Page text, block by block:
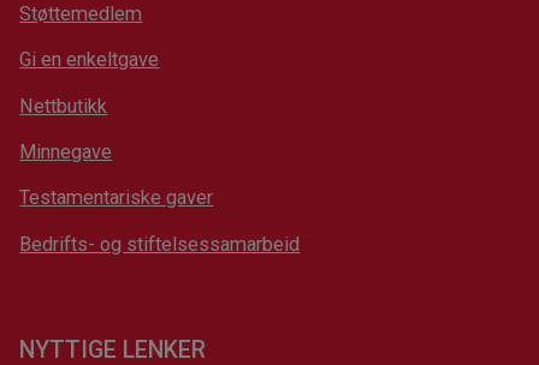
Støttemedlem
Gi en enkeltgave
Nettbutikk
Minnegave
Testamentariske gaver
Bedrifts- og stiftelsessamarbeid
NYTTIGE LENKER